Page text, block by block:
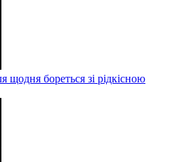
щодня бореться зі рідкісною